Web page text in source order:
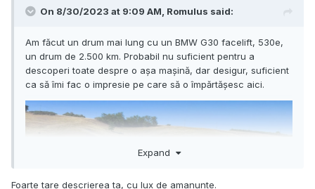
On 8/30/2023 at 9:09 AM, Romulus said:
Am făcut un drum mai lung cu un BMW G30 facelift, 530e,
un drum de 2.500 km. Probabil nu suficient pentru a
descoperi toate despre o așa mașină, dar desigur, suficient
ca să îmi fac o impresie pe care să o împărtășesc aici.
Expand
Foarte tare descrierea ta, cu lux de amanunte.